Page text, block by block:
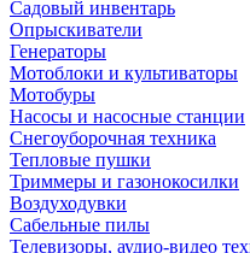
Садовый инвентарь
Опрыскиватели
Генераторы
Мотоблоки и культиваторы
Мотобуры
Насосы и насосные станции
Снегоуборочная техника
Тепловые пушки
Триммеры и газонокосилки
Воздуходувки
Сабельные пилы
Телевизоры, аудио-видео